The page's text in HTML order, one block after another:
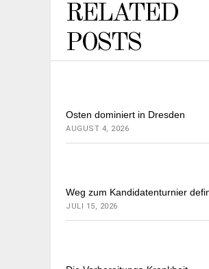
RELATED
POSTS
Osten dominiert in Dresden
AUGUST 4, 2026
Weg zum Kandidatenturnier
JULI 15, 2026